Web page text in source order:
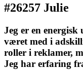
#26257 Julie
Jeg er en
været med i
roller i reklamer,
Jeg har erfaring